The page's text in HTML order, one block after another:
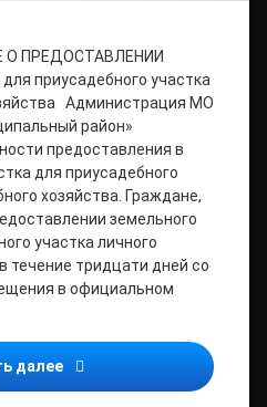
О ПРЕДОСТАВЛЕНИИ
приусадебного участка
Администрация МО
район»
предоставления в
для приусадебного
хозяйства. Граждане,
земельного
участка личного
течение тридцати дней со
в официальном
далее Извещение о